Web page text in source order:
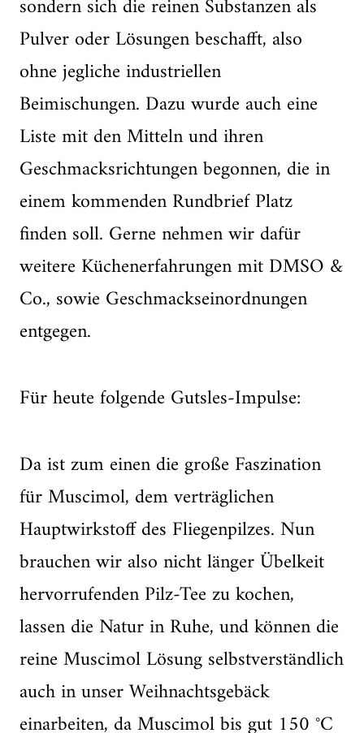
sondern sich die reinen Substanzen als
Pulver oder Lösungen beschafft, also
ohne jegliche industriellen
Beimischungen. Dazu wurde auch eine
Liste mit den Mitteln und ihren
Geschmacksrichtungen begonnen, die in
einem kommenden Rundbrief Platz
finden soll. Gerne nehmen wir dafür
weitere Küchenerfahrungen mit DMSO &
Co., sowie Geschmackseinordnungen
entgegen.
Für heute folgende Gutsles-Impulse:
Da ist zum einen die große Faszination
für Muscimol, dem verträglichen
Hauptwirkstoff des Fliegenpilzes. Nun
brauchen wir also nicht länger Übelkeit
hervorrufenden Pilz-Tee zu kochen,
lassen die Natur in Ruhe, und können die
reine Muscimol Lösung selbstverständlich
auch in unser Weihnachtsgebäck
einarbeiten, da Muscimol bis gut 150 °C